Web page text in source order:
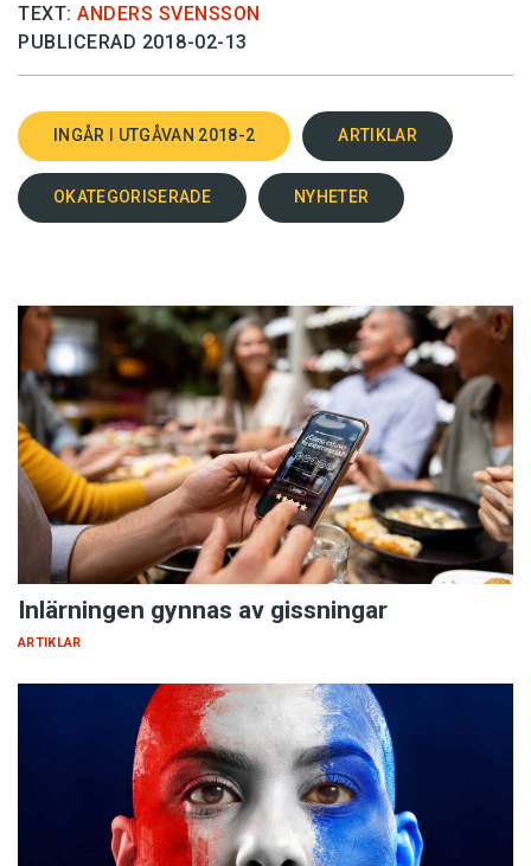
TEXT: ANDERS SVENSSON
PUBLICERAD 2018-02-13
INGÅR I UTGÅVAN 2018-2 ARTIKLAR
OKATEGORISERADE NYHETER
Inlärningen gynnas av gissningar
ARTIKLAR